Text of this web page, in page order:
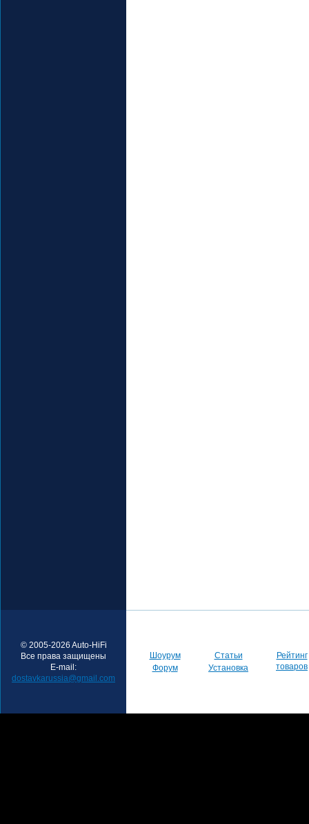
© 2005-2026 Auto-HiFi
Все права защищены
E-mail:
dostavkarussia@gmail.com
Шоурум
Форум
Статьи
Установка
Рейтинг
товаров